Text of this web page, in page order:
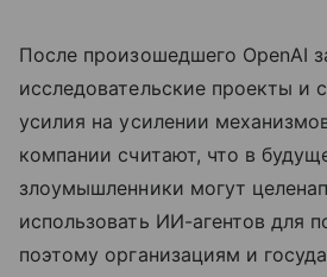
После произошедшего OpenAI
исследовательские проекты и
усилия на усилении
компании считают, что в
злоумышленники могут
использовать ИИ-агентов для
поэтому организациям и